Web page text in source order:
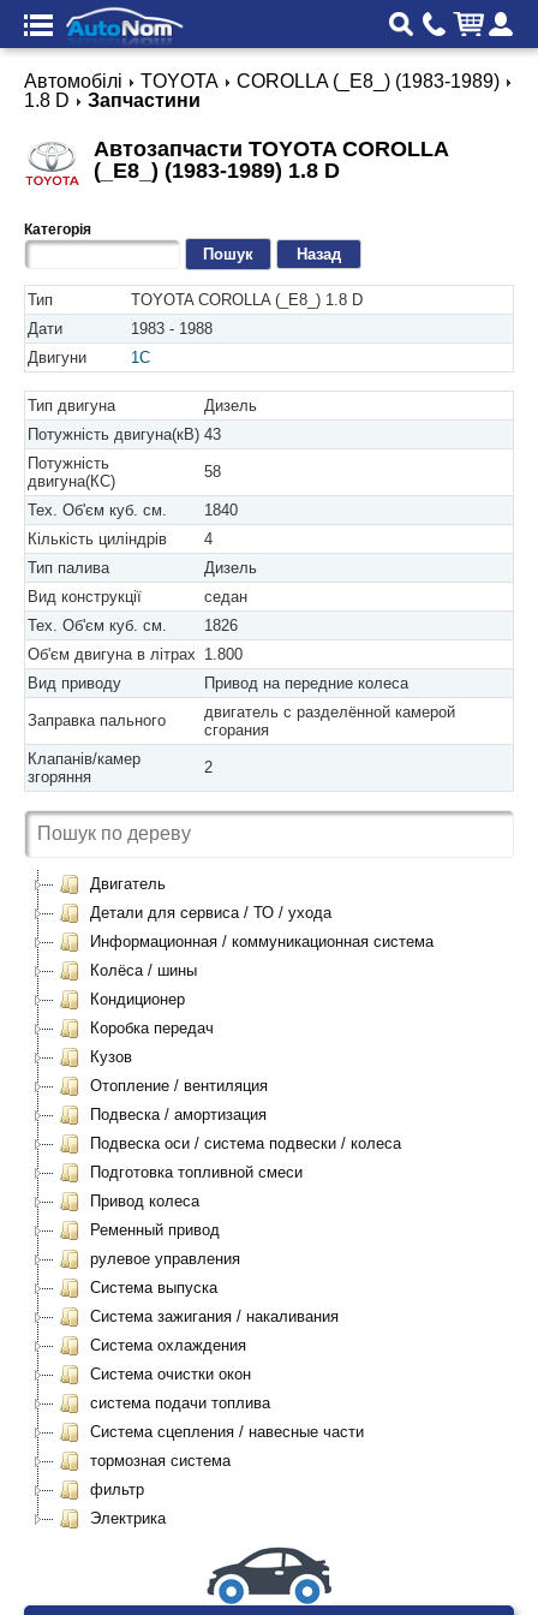
Автомобілі TOYOTA
COROLLA (_E8_) (1983-1989)
1.8 D
Запчастини
Автозапчасти TOYOTA COROLLA
(_E8_) (1983-1989) 1.8 D
Категорія
Назад
Тип
TOYOTA COROLLA (_E8_) 1.8 D
Дати
1983 - 1988
Двигуни
1C
Тип двигуна
Дизель
Потужність двигуна(кВ) 43
Потужність
двигуна(КС)
58
Тех. Об'єм куб. см.
1840
Кількість циліндрів
4
Тип палива
Дизель
Вид конструкції
седан
Тех. Об'єм куб. см.
1826
Об'єм двигуна в літрах 1.800
Вид приводу
Привод на передние колеса
Заправка пального
двигатель с разделённой камерой
сгорания
Клапанів/камер
згоряння
2
Двигатель
Детали для сервиса / ТО / ухода
Информационная / коммуникационная система
Колёса / шины
Кондиционер
Коробка передач
Кузов
Отопление / вентиляция
Подвеска / амортизация
Подвеска оси / система подвески / колеса
Подготовка топливной смеси
Привод колеса
Ременный привод
рулевое управления
Система выпуска
Система зажигания / накаливания
Система охлаждения
Система очистки окон
система подачи топлива
Система сцепления / навесные части
тормозная система
фильтр
Электрика